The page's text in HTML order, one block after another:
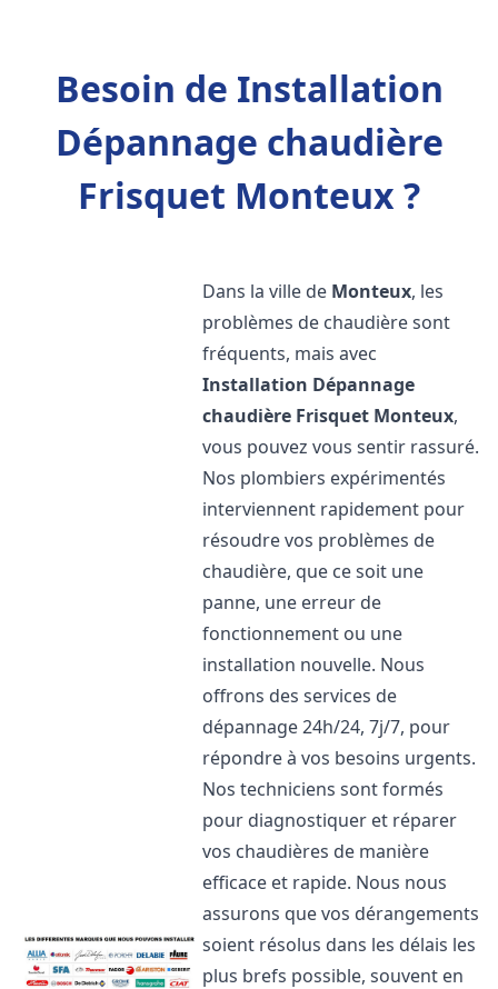
Besoin de Installation
Dépannage chaudière
Frisquet Monteux ?
Dans la ville de Monteux, les
problèmes de chaudière sont
fréquents, mais avec
Installation Dépannage
chaudière Frisquet Monteux,
vous pouvez vous sentir rassuré.
Nos plombiers expérimentés
interviennent rapidement pour
résoudre vos problèmes de
chaudière, que ce soit une
panne, une erreur de
fonctionnement ou une
installation nouvelle. Nous
offrons des services de
dépannage 24h/24, 7j/7, pour
répondre à vos besoins urgents.
Nos techniciens sont formés
pour diagnostiquer et réparer
vos chaudières de manière
efficace et rapide. Nous nous
assurons que vos dérangements
soient résolus dans les délais les
plus brefs possible, souvent en